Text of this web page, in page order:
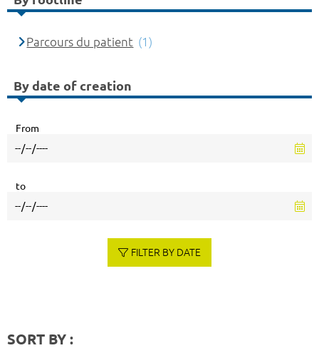
Parcours du patient (1)
By date of creation
From
to
FILTER BY DATE
SORT BY :